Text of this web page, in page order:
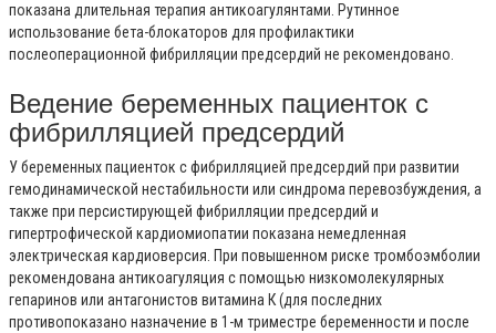
показана длительная терапия антикоагулянтами. Рутинное
использование бета-блокаторов для профилактики
послеоперационной фибрилляции предсердий не рекомендовано.
Ведение беременных пациенток с
фибрилляцией предсердий
У беременных пациенток с фибрилляцией предсердий при развитии
гемодинамической нестабильности или синдрома перевозбуждения, а
также при персистирующей фибрилляции предсердий и
гипертрофической кардиомиопатии показана немедленная
электрическая кардиоверсия. При повышенном риске тромбоэмболии
рекомендована антикоагуляция с помощью низкомолекулярных
гепаринов или антагонистов витамина К (для последних
противопоказано назначение в 1-м триместре беременности и после